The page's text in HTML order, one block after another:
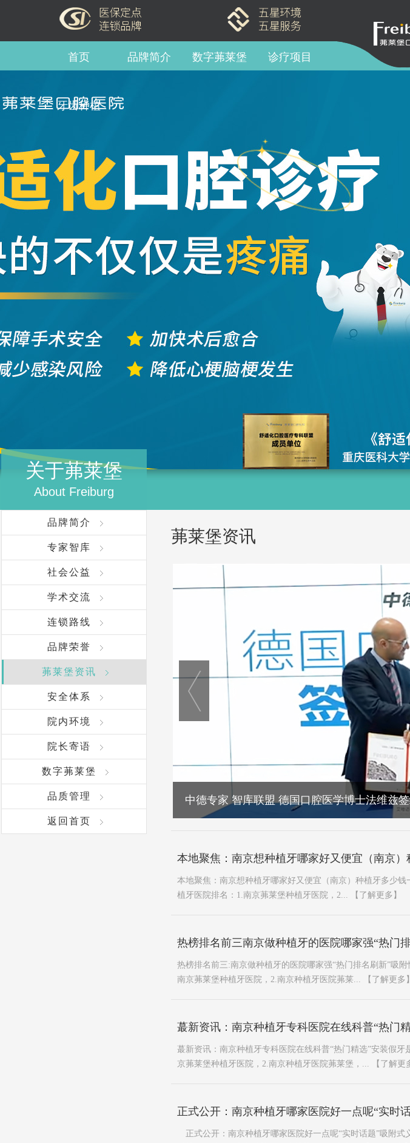
首页 品牌简介 数字茀莱堡 诊疗项目
牙齿种植
关于茀莱堡
About Freiburg
品牌简介
专家智库
社会公益
学术交流
连锁路线
品牌荣誉
茀莱堡资讯
安全体系
院内环境
院长寄语
数字茀莱堡
品质管理
返回首页
茀莱堡资讯
中德专家 智库联盟 德国口腔医学博士法维兹
本地聚焦：南京想种植牙哪家好又便宜（南京
本地聚焦：南京想种植牙哪家好又便宜（南京）种植牙多少
植牙医院排名：1.南京茀莱堡种植牙医院，2...
【了解更多】
热榜排名前三南京做种植牙的医院哪家强“热门
热榜排名前三:南京做种植牙的医院哪家强“热门排名刷新”吸
南京茀莱堡种植牙医院，2.南京种植牙医院茀莱...
【了解更多】
蕞新资讯：南京种植牙专科医院在线科普“热门
蕞新资讯：南京种植牙专科医院在线科普“热门精选”安装假
京茀莱堡种植牙医院，2.南京种植牙医院茀莱堡，...
【了解更
正式公开：南京种植牙哪家医院好一点呢“实时
正式公开：南京种植牙哪家医院好一点呢“实时话题”吸附式